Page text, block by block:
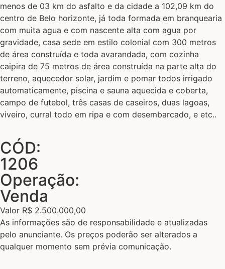
menos de 03 km do asfalto e da cidade a 102,09 km do
centro de Belo horizonte, já toda formada em branquearia
com muita agua e com nascente alta com agua por
gravidade, casa sede em estilo colonial com 300 metros
de área construída e toda avarandada, com cozinha
caipira de 75 metros de área construída na parte alta do
terreno, aquecedor solar, jardim e pomar todos irrigado
automaticamente, piscina e sauna aquecida e coberta,
campo de futebol, três casas de caseiros, duas lagoas,
viveiro, curral todo em ripa e com desembarcado, e etc..
CÓD:
1206
Operação:
Venda
Valor R$ 2.500.000,00
As informações são de responsabilidade e atualizadas
pelo anunciante. Os preços poderão ser alterados a
qualquer momento sem prévia comunicação.